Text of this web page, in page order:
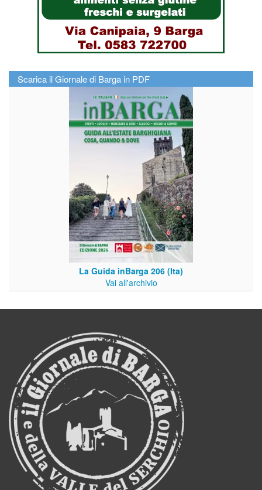
Scarica il Giornale di Barga in PDF
La Guida inBarga 206 (Ita)
Vai all'archivio